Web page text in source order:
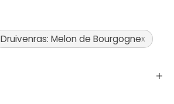
Druivenras: Melon de Bourgogne